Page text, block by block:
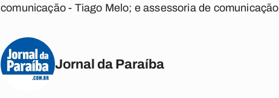
comunicação - Tiago Melo; e assessoria de
Jornal da Paraíba